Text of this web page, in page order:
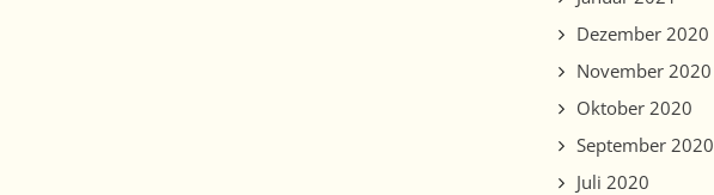
Dezember 2020
November 2020
Oktober 2020
September 2020
Juli 2020